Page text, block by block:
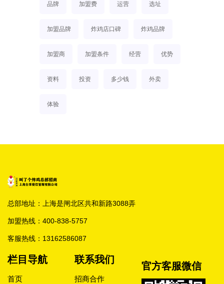
品牌 加盟费 运营 选址
加盟品牌 炸鸡店口碑 炸鸡品牌
加盟商 加盟条件 经营 优势
资料 投资 多少钱 外卖
体验
总部地址：上海是闸北区共和新路3088弄
加盟热线： 400-838-5757
客服热线： 13162586087
栏目导航
首页
联系我们
招商合作
官方客服微信